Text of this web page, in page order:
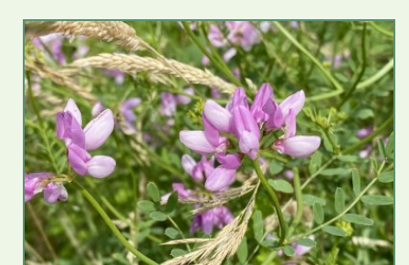
Determineren